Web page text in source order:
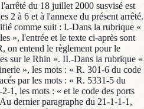
du 18 juillet 2000 susvisé est
2 à 6 et à l'annexe du présent arrêté.
comme suit : I.-Dans la rubrique «
», l'entrée et le texte ci-après sont
on entend le règlement pour le
sur le Rhin ». II.-Dans la rubrique «
», les mots : « R. 301-6 du code
par les mots : « R. 5331-5 du
1, les mots : « et le code des ports
dernier paragraphe du 21-1-1-1,